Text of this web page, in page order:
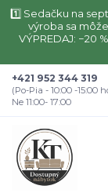
1️⃣ Sedačku na
výroba sa
VÝPREDAJ: −20
+421 952 344 319
(Po-Pia - 10:00 -15:00
Ne 11:00- 17:00